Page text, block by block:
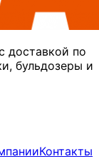
доставкой по
бульдозеры и
Контакты